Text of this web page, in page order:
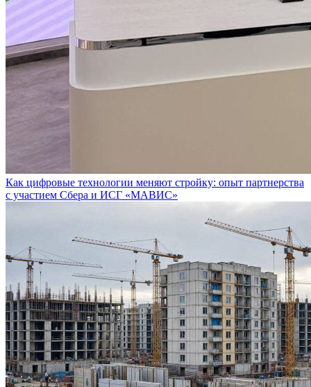
Как цифровые технологии меняют стройку: опыт партнерства
с участием Сбера и ИСГ «МАВИС»